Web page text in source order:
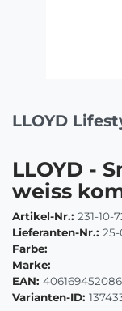
LLOYD
LLOYD -
weiss
Artikel-Nr.: 231-10-
Lieferanten-Nr.: 25-
Farbe:
Marke:
EAN:
Varianten-ID: